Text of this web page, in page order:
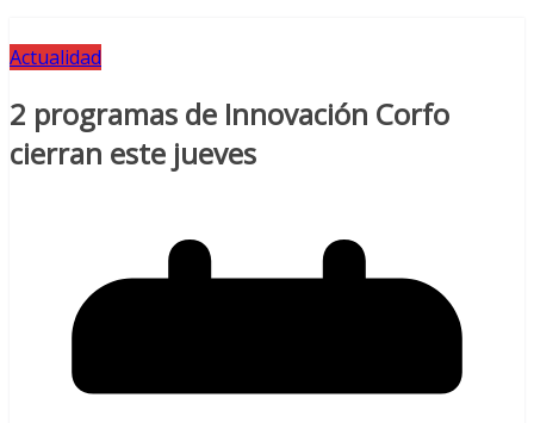
Actualidad
2 programas de Innovación Corfo
cierran este jueves